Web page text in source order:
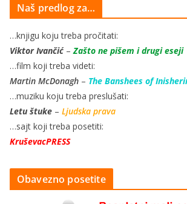
Naš predlog za…
…knjigu koju treba pročitati:
Viktor Ivančić–Zašto ne pišem i drugi eseji
…film koji treba videti:
Martin McDonagh – The Banshees of
…muziku koju treba preslušati:
Letu štuke – Ljudska prava
…sajt koji treba posetiti:
KruševacPRESS
Obavezno posetite